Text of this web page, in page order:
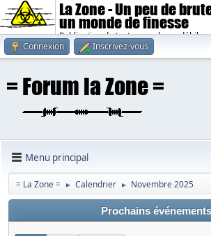
La Zone - Un peu de
un monde de finesse
Publication de textes sombres,
Connexion
Inscrivez-vous
Menu principal
= La Zone = ► Calendrier ► Novembre 2025
Prochains événements